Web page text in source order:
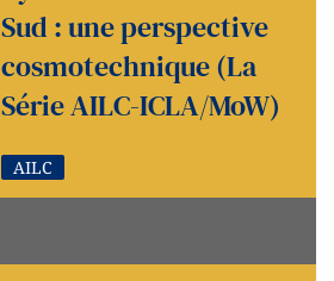
Sud : une perspective
cosmotechnique (La
Série AILC-ICLA/MoW)
AILC